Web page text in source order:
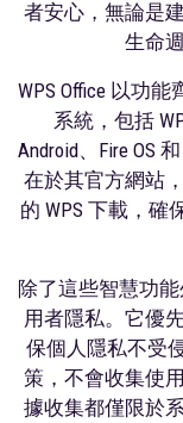
者安心，無論是
生命
WPS Office 以功
系統，包括
Android、Fire OS
在於其官方網站
的 WPS 下載，
除了這些智慧功能
用者隱私。它優
保個人隱私不受
策，不會收集使
據收集都僅限於